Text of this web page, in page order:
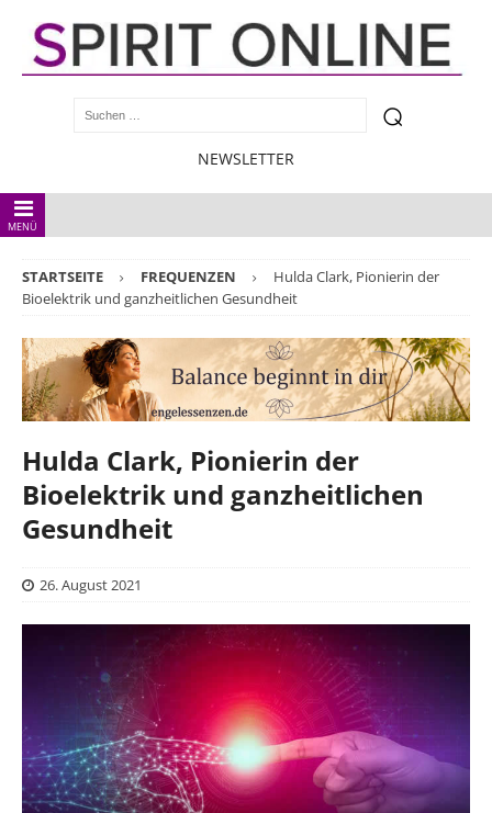
NEWSLETTER
MENÜ
STARTSEITE FREQUENZEN
Hulda Clark, Pionierin der
Bioelektrik und ganzheitlichen Gesundheit
Hulda Clark, Pionierin der
Bioelektrik und ganzheitlichen
Gesundheit
26. August 2021